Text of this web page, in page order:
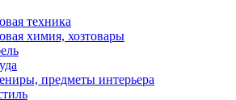
техника
химия, хозтовары
предметы интерьера